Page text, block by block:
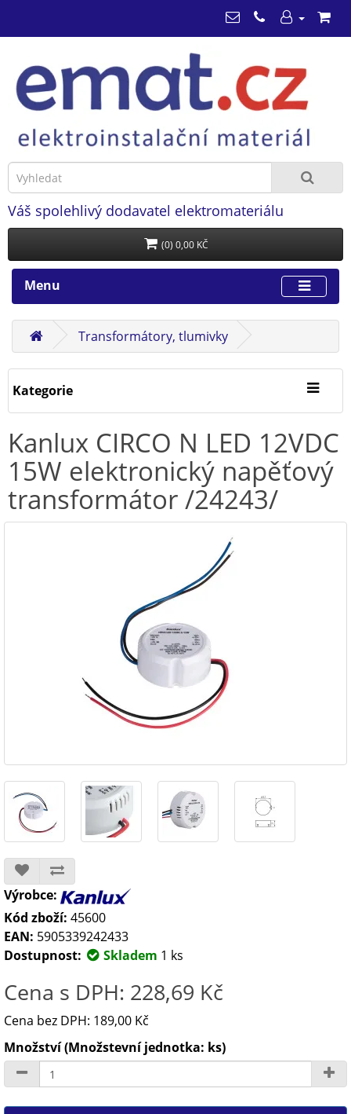
Váš spolehlivý dodavatel elektromateriálu
(0) 0,00 KČ
Menu
Transformátory, tlumivky
Kategorie
Kanlux CIRCO N LED 12VDC
15W elektronický napěťový
transformátor /24243/
Výrobce:
Kód zboží: 45600
EAN: 5905339242433
Dostupnost:
Skladem 1 ks
Cena s DPH: 228,69 Kč
Cena bez DPH: 189,00 Kč
Množství (Množstevní jednotka: ks)